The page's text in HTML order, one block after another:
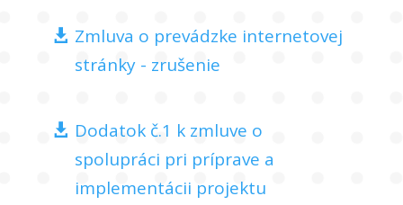
Zmluva o prevádzke internetovej
stránky - zrušenie
Dodatok č.1 k zmluve o
spolupráci pri príprave a
implementácii projektu